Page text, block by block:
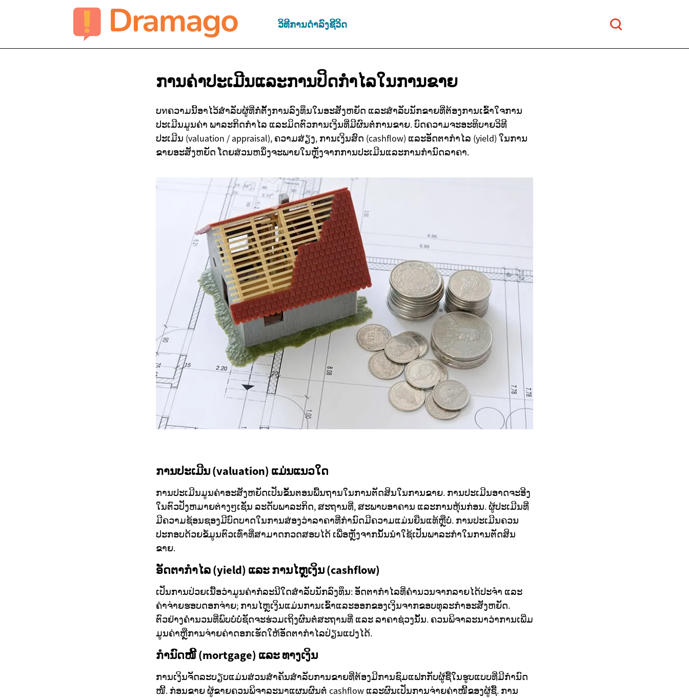
ວິທີການດຳລົງຊີວິດ
ການຄ່າປະເມີນແລະການປິດກຳໄລໃນການຂາຍ
ບทຄວາມນີ້ອາໄວ້ສໍາລັບຜູ້ທີ່ກໍ່ຕັ້ງການລົງທຶນໃນອະສັງຫຍັດ ແລະສຳລັບນັກຂາຍທີ່ຕ້ອງການເຂົ້າໃຈການ
ປະເມີນມູນຄ່າ ພາລະກິດກຳໄລ ແລະມິດຕົວການເງິນທີ່ມີຜົນຕໍ່ການຂາຍ. ບົດຄວາມຈະອະທິບາຍວິທີ
ປະເມີນ (valuation / appraisal), ຄວາມສ່ຽງ, ການເງິນສົດ (cashflow) ແລະອັດຕາກຳໄລ (yield) ໃນການ
ຂາຍອະສັງຫຍັດ ໂດຍສ່ວນຫນຶ່ງຈະພາຍໃນຫຼັງຈາກການປະເມີນແລະການກຳນົດລາຄາ.
ການປະເມີນ (valuation) ແມ່ນແນວໃດ
ການປະເມີນມູນຄ່າອະສັງຫຍັດເປັນຂັ້ນຕອນພື້ນຖານໃນການຕັດສິນໃນການຂາຍ. ການປະເມີນອາດຈະອີງ
ໃນຕົວປັງຫມາຍຕ່າງໆເຊັ່ນ ລະດັບພາລະກິດ, ສະຖານທີ່, ສະພາບອາຄານ ແລະການຫຸ້ນກ່ອນ. ຜູ້ປະເມີນທີ່
ມີຄວາມຊ້ອນຊອງມີບົດບາດໃນການສ່ອງວ່າລາຄາທີ່ກຳນົດມີຄວາມແມ່ນຍືນແທ້ຫຼືບໍ່. ການປະເມີນຄວນ
ປະກອບດ້ວຍຂໍ້ມູນຕົວເທົ່າທີ່ສາມາດກວດສອບໄດ້ ເພື່ອຫຼັງຈາກນັ້ນນຳໃຊ້ເປັນພາລະກຳໃນການຕັດສິນ
ຂາຍ.
ອັດຕາກຳໄລ (yield) ແລະ ການໄຫຼເງິນ (cashflow)
ເປັນການປ່ວຍເນື້ອວ່າມູນຄ່າກໍລະນີໃດສໍາລັບນັກລົງທຶນ: ອັດຕາກຳໄລທີ່ຄຳນວນຈາກລາຍໄດ້ປະຈໍາ ແລະ
ຄ່າຈ່າຍຮອບດອກຈ່າຍ; ການໄຫຼເງິນແມ່ນການເຂົ້າແລະອອກຂອງເງິນຈາກຂອບທຸລະກຳອະສັງຫຍັດ.
ຕົວຢ່າງຄຳນວນທີ່ພົບບໍ່ບໍ່ຊັດຈະຮ່ວມເຖິງຜົນຕໍ່ສະຖານທີ່ ແລະ ລາຄາຊ່ວງນັ້ນ. ຄວນພິຈາລະນາວ່າການເພີ່ມ
ມູນຄ່າຫຼືການຈ່າຍຄ່າດອກເຮັດໃຫ້ອັດຕາກຳໄລປ່ຽນແປງໄດ້.
ກຳນົດໜີ້ (mortgage) ແລະ ທາງເງິນ
ການເງິນຈັດລະບຽບແມ່ນສ່ວນສຳຄັນສຳລັບການຂາຍທີ່ຕ້ອງມີການຊົມແຟກກັບຜູ້ຊື້ໃນຮູບແບບທີ່ມີກຳນົດ
ໜີ້. ກ່ອນຂາຍ ຜູ້ຂາຍຄວນພິຈາລະນາແຜນຜົນຕໍ່ cashflow ແລະຜົນເປັນການຈ່າຍຄ່າໜີ້ຂອງຜູ້ຊື້. ການ